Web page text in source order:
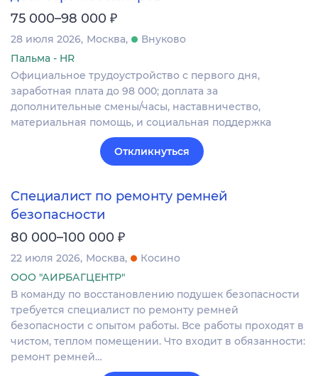
75 000–98 000 ₽
28 июля 2026 Москва
Внуково
Пальма - HR
Официальное трудоустройство с первого дня,
заработная плата до 98 000; доплата за
дополнительные смены/часы, наставничество,
материальная помощь, и социальная поддержка
Откликнуться
Специалист по ремонту ремней
безопасности
80 000–100 000 ₽
22 июля 2026 Москва
Косино
ООО "АИРБАГЦЕНТР"
В команду по восстановлению подушек безопасности
требуется специалист по ремонту ремней
безопасности с опытом работы. Все работы проходят в
чистом, теплом помещении. Что входит в обязанности:
ремонт ремней…